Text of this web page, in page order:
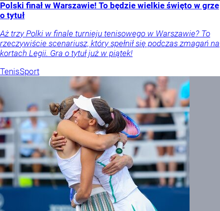
Polski finał w Warszawie! To będzie wielkie święto w grze
o tytuł
Aż trzy Polki w finale turnieju tenisowego w Warszawie? To
rzeczywiście scenariusz, który spełnił się podczas zmagań na
kortach Legii. Gra o tytuł już w piątek!
TenisSport